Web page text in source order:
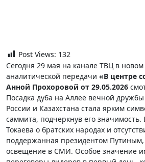
Post Views: 132
Сегодня 29 мая на канале ТВЦ в новом выпуске
аналитической передачи «В центре
Анной Прохоровой от 29.05.2026
Посадка дуба на Аллее вечной
России и Казахстана стала ярким
саммита, подчеркнув его значимость.
Токаева о братских народах и
поддержанная президентом
освещение в СМИ. Особое значение